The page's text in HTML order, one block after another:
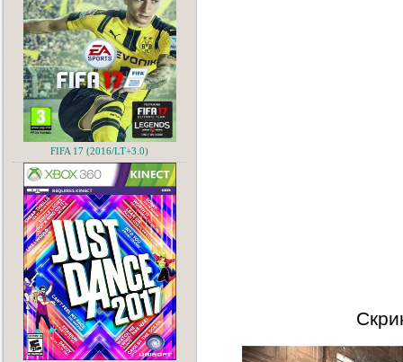
FIFA 17 (2016/LT+3.0)